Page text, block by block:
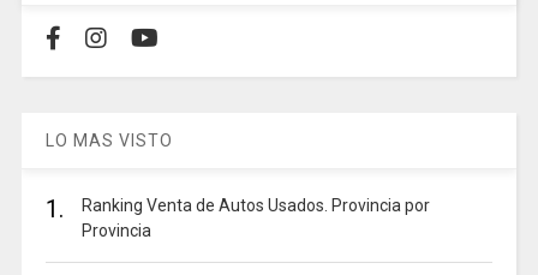
LO MAS VISTO
1.
Ranking Venta de Autos Usados. Provincia por
Provincia